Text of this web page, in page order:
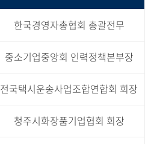
한국경영자총협회 총괄전무
중소기업중앙회 인력정책본부장
전국택시운송사업조합연합회 회장
청주시화장품기업협회 회장